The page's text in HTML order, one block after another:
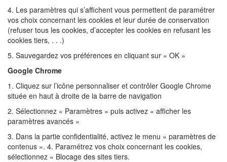
4. Les paramètres qui s’affichent vous permettent de paramétrer
vos choix concernant les cookies et leur durée de conservation
(refuser tous les cookies, d’accepter les cookies en refusant les
cookies tiers, . . .)
5. Sauvegardez vos préférences en cliquant sur « OK »
Google Chrome
1. Cliquez sur l’icône personnaliser et contrôler Google Chrome
située en haut à droite de la barre de navigation
2. Sélectionnez « Paramètres » puis activez « afficher les
paramètres avancés »
3. Dans la partie confidentialité, activez le menu « paramètres de
contenus ». 4. Paramétrez vos choix concernant les cookies,
sélectionnez « Blocage des sites tiers.